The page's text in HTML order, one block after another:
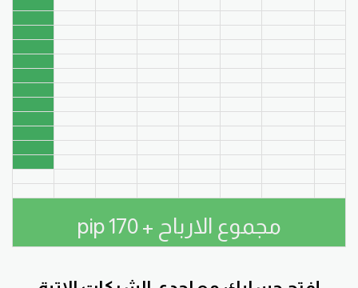
مجموع الارباح + 170 pip